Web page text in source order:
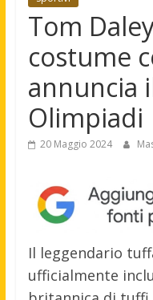
Tom
costume
annuncia
Olimpiadi
20 Maggio 2024
Il leggendario
ufficialmente